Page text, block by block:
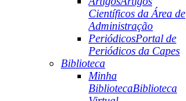
Científicos da Área de
Administração
PeriódicosPortal de
Periódicos da Capes
Biblioteca
Minha
BibliotecaBiblioteca